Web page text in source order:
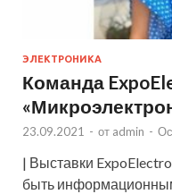
ЭЛЕКТРОНИКА
Команда
23.09.2021 - от admin -
| Выставки
быть